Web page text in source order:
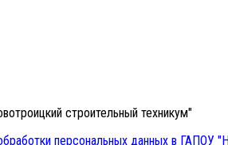
строительный техникум"
персональных данных в ГАПОУ